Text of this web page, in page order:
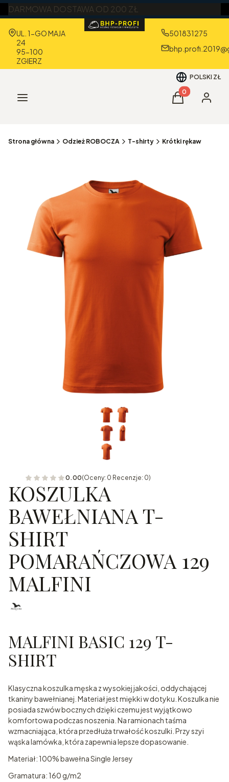
DARMOWA DOSTAWA OD 200 ZŁ
Adres:
UL. 1-GO MAJA
24
95-100
ZGIERZ
501831275
POLSKI ZŁ
Menu Produkty w
Koszyk
Strona główna Odzież ROBOCZA T-shirty Krótki rękaw
0.00(Oceny: 0 Recenzje: 0)
KOSZULKA
BAWEŁNIANA T-
SHIRT
POMARAŃCZOWA 129
MALFINI
MALFINI BASIC 129 T-
SHIRT
Klasyczna koszulka męska z wysokiej jakości, oddychającej
tkaniny bawełnianej. Materiał jest miękki w dotyku. Koszulka nie
posiada szwów bocznych dzięki czemu jest wyjątkowo
komfortowa podczas noszenia. Na ramionach taśma
wzmacniająca, która przedłuża trwałość koszulki. Przy szyi
wąska lamówka, która zapewnia lepsze dopasowanie.
Materiał: 100% bawełna Single Jersey
Gramatura: 160 g/m2